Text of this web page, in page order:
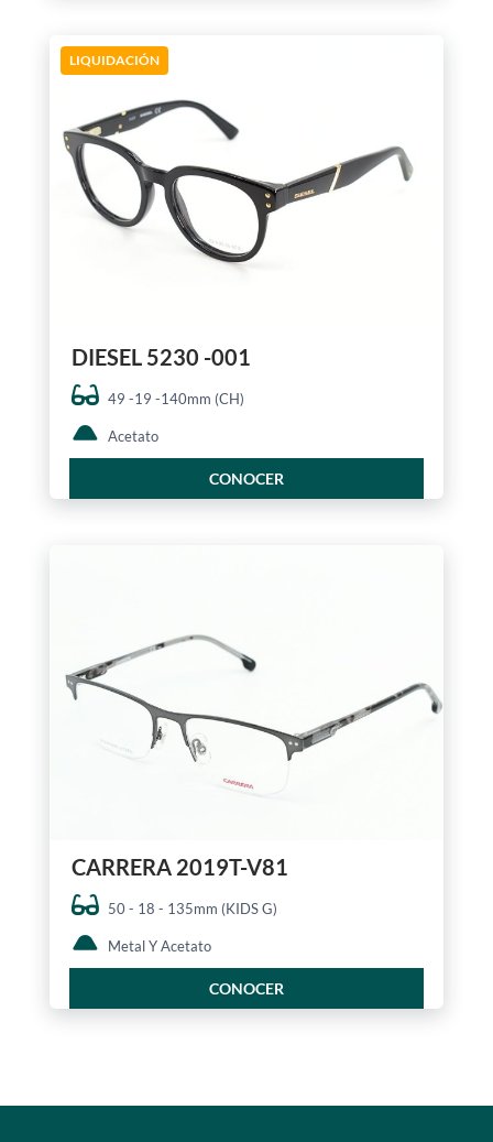
LIQUIDACIÓN
DIESEL 5230 -001
49 -19 -140mm (CH)
Acetato
CONOCER
CARRERA 2019T-V81
50 - 18 - 135mm (KIDS G)
Metal Y Acetato
CONOCER